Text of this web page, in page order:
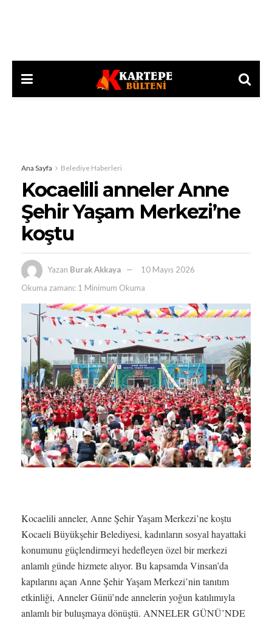
Ana Sayfa Belediye Haberleri
Kocaelili anneler Anne
Şehir Yaşam Merkezi’ne
koştu
Yazan Burak Akkaya
10 Mayıs 2026
Okuma zamanı: 1 Minimum Okuma
Kocaelili anneler, Anne Şehir Yaşam Merkezi’ne koştu
Kocaeli Büyükşehir Belediyesi, kadınların sosyal hayattaki
konumunu güçlendirmeyi hedefleyen özel bir merkezi
anlamlı günde hizmete alıyor. Bu kapsamda Vinsan’da
kapılarını açan Anne Şehir Yaşam Merkezi’nin tanıtım
etkinliği, Anneler Günü’nde annelerin yoğun katılımıyla
anlamlı bir buluşmaya dönüştü. ANNELER GÜNÜ’NDE